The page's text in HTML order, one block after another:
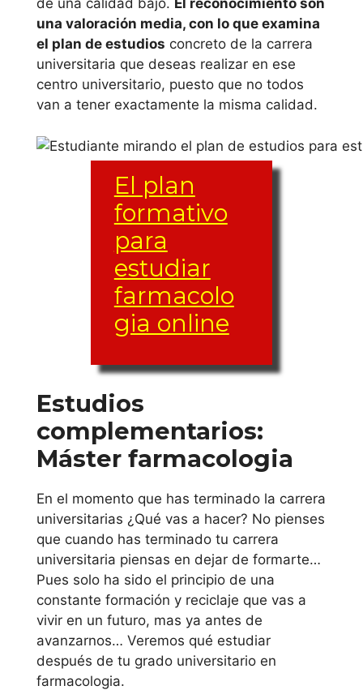
Valéncia
Universitat de
València
Cardenal Herrera
– CEU
Universidad
Católica de
Valencia S.
Vicente M.
Extremadura
Universidad de
Extremadura
Galicia
Coruña
Universidad de
Santiago de
Compostela
Universidad de
de Vigo
de una calidad bajo. El reconocimiento son
una valoración media, con lo que examina
el plan de estudios concreto de la carrera
universitaria que deseas realizar en ese
centro universitario, puesto que no todos
van a tener exactamente la misma calidad.
El plan
formativo
para
estudiar
farmacolo
gia online
Estudios
complementarios:
Máster farmacologia
En el momento que has terminado la carrera
universitarias ¿Qué vas a hacer? No pienses
que cuando has terminado tu carrera
universitaria piensas en dejar de formarte…
Pues solo ha sido el principio de una
constante formación y reciclaje que vas a
vivir en un futuro, mas ya antes de
avanzarnos… Veremos qué estudiar
después de tu grado universitario en
farmacologia.